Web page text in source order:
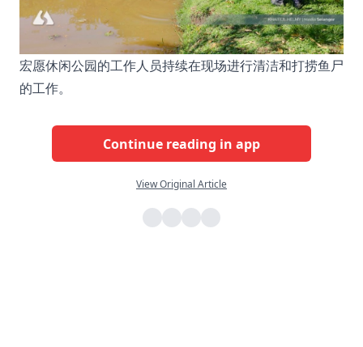
宏愿休闲公园的工作人员持续在现场进行清洁和打捞鱼尸
的工作。
Continue reading in app
View Original Article